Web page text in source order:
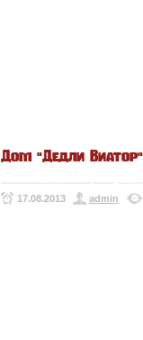
Дом "Дедли Виатор"
17.08.2013 admin